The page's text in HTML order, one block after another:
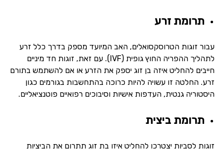
תרומת זרע
עבור זוגות הטרוסקסואלים, האב המיועד מספק בדרך כלל זרע
לתהליך ההפריה החוץ גופית (IVF). עם זאת, זוגות חד מיניים
חייבים להחליט איזה בן זוג יספק את הזרע או אם להשתמש בתורם
זרע. החלטה זו עשויה להיות כרוכה בהתחשבות בגורמים כגון
היסטוריה גנטית, העדפות אישיות וסיבוכים רפואיים פוטנציאליים.
תרומת ביצית
זוגות לסביות יצטרכו להחליט איזו בת זוג תתרום את הביציות